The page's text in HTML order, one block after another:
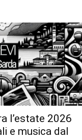
l’estate 2026
e musica dal